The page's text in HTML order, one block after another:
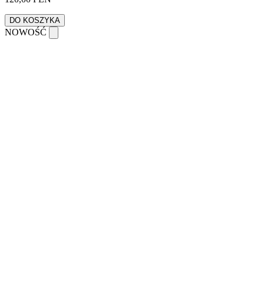
DO KOSZYKA
NOWOŚĆ